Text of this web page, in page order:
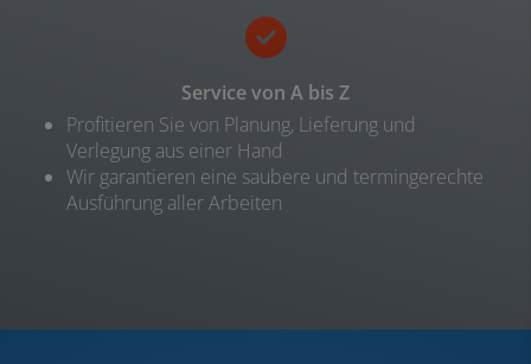
Service von A bis Z
Profitieren Sie von Planung, Lieferung und
Verlegung aus einer Hand
Wir garantieren eine saubere und termingerechte
Ausführung aller Arbeiten